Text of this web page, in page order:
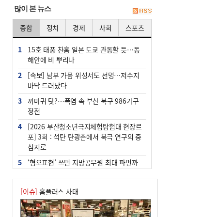
많이 본 뉴스
종합 정치 경제 사회 스포츠
1
15호 태풍 찬홈 일본 도쿄 관통할 듯…동
해안에 비 뿌리나
2
[속보] 남부 가뭄 위성서도 선명…저수지
바닥 드러났다
3
까마귀 탓?…폭염 속 부산 북구 986가구
정전
4
[2026 부산청소년극지체험탐험대 현장르
포] 3회 : 석탄 탄광촌에서 북극 연구의 중
심지로
5
‘혐오표현’ 쓰면 지방공무원 최대 파면까
6
이임생, 홍명보 선임 독단적 결정 아냐…
면담 메모 제출
7
부산·울산·경남 폭염 속 소나기·비…무더
[이슈] 홈플러스 사태